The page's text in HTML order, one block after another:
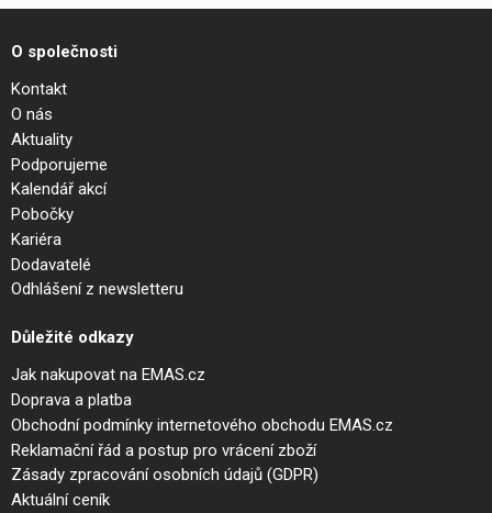
O společnosti
Kontakt
O nás
Aktuality
Podporujeme
Kalendář akcí
Pobočky
Kariéra
Dodavatelé
Odhlášení z newsletteru
Důležité odkazy
Jak nakupovat na EMAS.cz
Doprava a platba
Obchodní podmínky internetového obchodu EMAS.cz
Reklamační řád a postup pro vrácení zboží
Zásady zpracování osobních údajů (GDPR)
Aktuální ceník